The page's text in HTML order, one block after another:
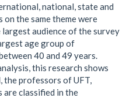
national, state and
on the same theme were
largest audience of the survey
age group of
40 and 49 years.
this research shows
the professors of UFT,
are classified in the